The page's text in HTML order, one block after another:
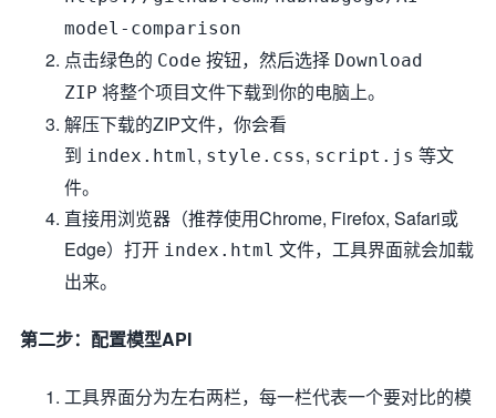
model-comparison
点击绿色的 Code 按钮，然后选择 Download
ZIP 将整个项目文件下载到你的电脑上。
解压下载的ZIP文件，你会看
到 index.html , style.css, script.js 等文
件。
直接用浏览器（推荐使用Chrome, Firefox, Safari或
Edge）打开 index.html 文件，工具界面就会加载
出来。
第二步：配置模型API
工具界面分为左右两栏，每一栏代表一个要对比的模